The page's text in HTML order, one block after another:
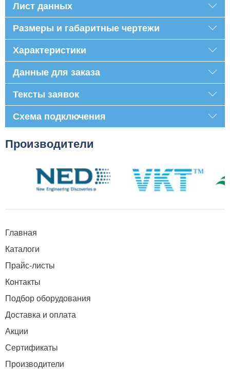
Лист данных
Размеры и габаритные чертежи
Характеристики
Данные для заказа
Тексты заявок
Схема подключения
Производители
Главная
Каталоги
Прайс-листы
Контакты
Подбор оборудования
Доставка и оплата
Акции
Сертификаты
Производители